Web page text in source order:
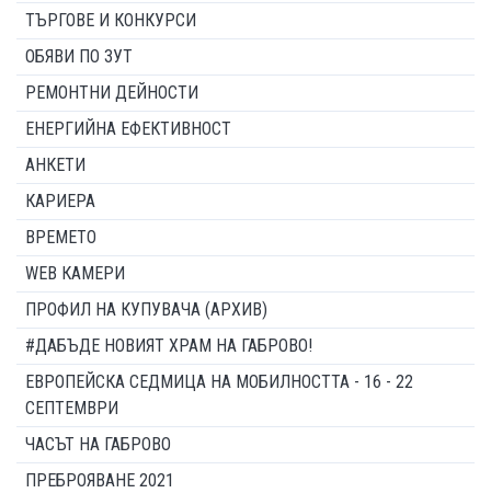
ТЪРГОВЕ И КОНКУРСИ
ОБЯВИ ПО ЗУТ
РЕМОНТНИ ДЕЙНОСТИ
ЕНЕРГИЙНА ЕФЕКТИВНОСТ
АНКЕТИ
КАРИЕРА
ВРЕМЕТО
WEB КАМЕРИ
ПРОФИЛ НА КУПУВАЧА (АРХИВ)
#ДАБЪДЕ НОВИЯТ ХРАМ НА ГАБРОВО!
ЕВРОПЕЙСКА СЕДМИЦА НА МОБИЛНОСТТА - 16 - 22
СЕПТЕМВРИ
ЧАСЪТ НА ГАБРОВО
ПРЕБРОЯВАНЕ 2021